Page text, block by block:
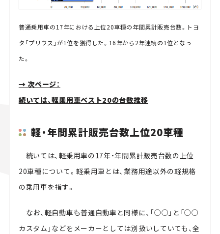
普通乗用車の17年における上位20車種の年間累計販売台数。トヨ
タ「プリウス」が1位を獲得した。16年から2年連続の1位となっ
た。
→ 次ページ：
続いては、軽乗用車ベスト20の台数推移
軽・年間累計販売台数上位20車種
続いては、軽乗用車の17年・年間累計販売台数の上位
20車種について。軽乗用車とは、業務用途以外の軽規格
の乗用車を指す。
なお、軽自動車も普通自動車と同様に、「○○」と「○○
カスタム」などをメーカーとしては別扱いしていても、全